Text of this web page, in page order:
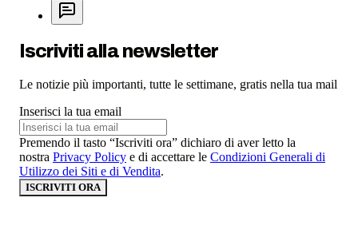
Iscriviti alla newsletter
Le notizie più importanti, tutte le settimane, gratis nella tua mail
Inserisci la tua email
Premendo il tasto “Iscriviti ora” dichiaro di aver letto la
nostra Privacy Policy e di accettare le Condizioni Generali di
Utilizzo dei Siti e di Vendita.
ISCRIVITI ORA